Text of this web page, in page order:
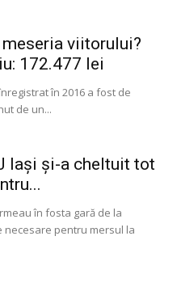
viitorului?
172.477 lei
în 2016 a fost de
de un...
Iași și-a cheltuit tot
în fosta gară de la
necesare pentru mersul la